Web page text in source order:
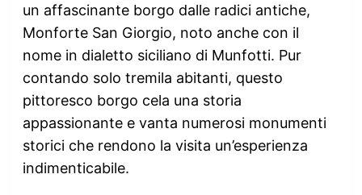
un affascinante borgo dalle radici antiche,
Monforte San Giorgio, noto anche con il
nome in dialetto siciliano di Munfotti. Pur
contando solo tremila abitanti, questo
pittoresco borgo cela una storia
appassionante e vanta numerosi monumenti
storici che rendono la visita un’esperienza
indimenticabile.